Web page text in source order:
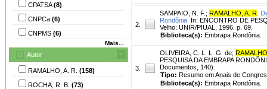
CPATSA(8)
CNPCa (6)
CNPMS (6)
Mais...
Autor
RAMALHO, A. R. (158)
ROCHA, R. B. (73)
2.
SAMPAIO, N. F. ; RAMALHO, A. R
Rondônia. In: ENCONTRO DE
Velho: UNIR/PIUAL, 1996. p. 69.
Biblioteca(s): Embrapa Rondônia.
3.
OLIVEIRA, C. L. L. G. de;
PESQUISA DA EMBRAPA
Documentos, 140).
Tipo: Resumo em Anais de
Biblioteca(s): Embrapa Rondônia.